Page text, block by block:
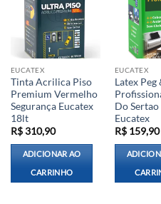
EUCATEX
Tinta Acrilica Piso
Premium Vermelho
Segurança Eucatex
18lt
R$310,90
ADICIONAR AO
CARRINHO
EUCATEX
Latex Peg
Do
Eucatex
R$159,90